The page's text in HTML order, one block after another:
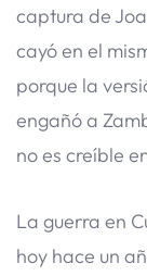
captura de
cayó en el
porque la
engañó a
no es creíble
La guerra en
hoy hace un